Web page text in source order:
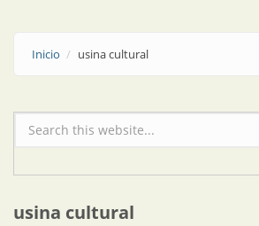
Inicio usina cultural
Formulario de búsqueda
usina cultural